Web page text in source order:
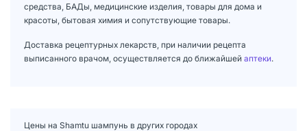
средства, БАДы, медицинские изделия, товары для дома и
красоты, бытовая химия и сопутствующие товары.
Доставка рецептурных лекарств, при наличии рецепта
выписанного врачом, осуществляется до ближайшей аптеки.
Цены на Shamtu шампунь в других городах